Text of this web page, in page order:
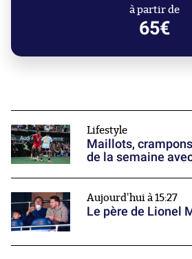
à partir de
65€
Lifestyle
Maillots,
de la semaine
Aujourd'hui à 15:27
Le père de Lionel